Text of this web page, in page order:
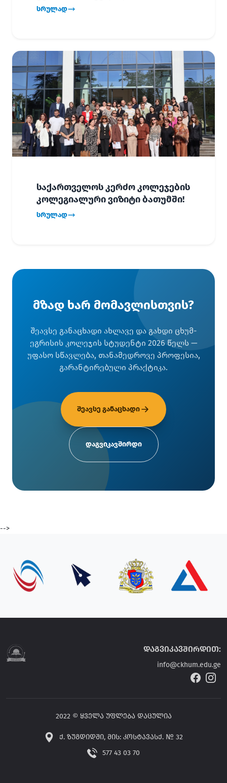
გადაუდებელი დახმარება“,
სრულად
საქართველოს კერძო კოლეჯების
კოლეგიალური ვიზიტი ბათუმში!
სრულად
მზად ხარ მომავლისთვის?
შეავსე განაცხადი ახლავე და გახდი ცხუმ-
ეგრისის კოლეჯის სტუდენტი 2026 წელს —
უფასო სწავლება, თანამედროვე პროფესია,
გარანტირებული პრაქტიკა.
შეავსე განაცხადი
დაგვიკავშირდი
-->
დაგვიკავშირდით:
info@ckhum.edu.ge
2022 © ყველა უფლება დაცულია
ქ. ზუგდიდში, მის: კოსტავასქ. № 32
577 43 03 70